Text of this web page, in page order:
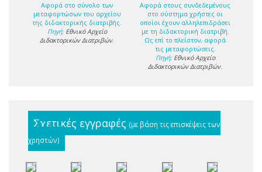
Αφορά στο σύνολο των
μεταφορτώσων του αρχείου
της διδακτορικής διατριβής.
Πηγή: Εθνικό Αρχείο
Διδακτορικών Διατριβών.
Αφορά στους συνδεδεμένους
στο σύστημα χρήστες οι
οποίοι έχουν αλληλεπιδράσει
με τη διδακτορική διατριβή.
Ως επί το πλείστον, αφορά
τις μεταφορτώσεις.
Πηγή: Εθνικό Αρχείο
Διδακτορικών Διατριβών.
Σχετικές εγγραφές (με βάση τις επισκέψεις των
χρηστών)